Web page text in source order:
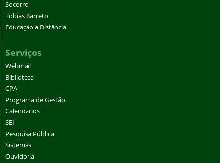
Socorro
Tobias Barreto
Educação a Distância
Serviços
Webmail
Biblioteca
CPA
Programa de Gestão
Calendários
SEI
Pesquisa Pública
Sistemas
Ouvidoria